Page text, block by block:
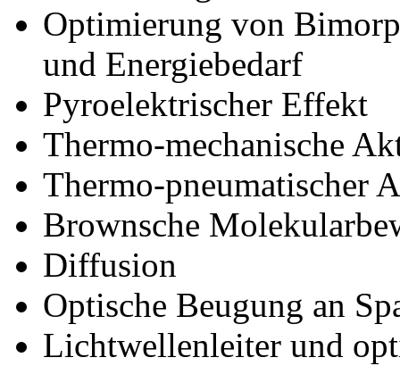
Optimierung von
und Energiebedarf
Pyroelektrischer Effekt
Thermo-mechanische
Thermo-pneumatischer
Brownsche
Diffusion
Optische Beugung an
Lichtwellenleiter und